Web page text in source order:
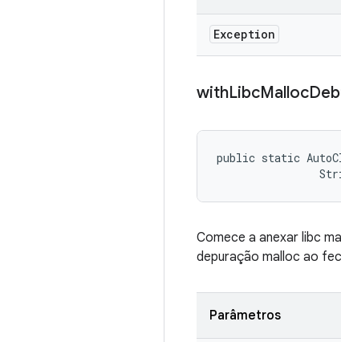
Exception
withLibcMalloc
public static
Comece a anexar libc
depuração malloc ao
Parâmetros